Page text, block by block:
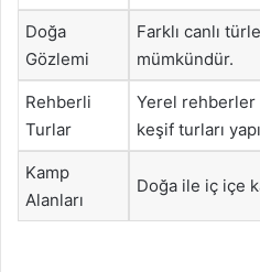
Doğa
Gözlemi
Farklı canlı
mümkündür.
Rehberli
Turlar
Yerel
keşif turları
Kamp
Alanları
Doğa ile iç içe